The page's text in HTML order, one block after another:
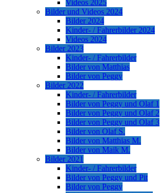
Videos 2025
Bilder und Videos 2024
Bilder 2024
Kinder- / Fahrerbilder 2024
Videos 2024
Bilder 2023
Kinder- / Fahrerbilder
Bilder von Matthias
Bilder von Peggy
Bilder 2022
Kinder- / Fahrerbilder
Bilder von Peggy und Olaf 1
Bilder von Peggy und Olaf 2
Bilder von Peggy und Olaf 3
Bilder von Olaf S.
Bilder von Matthias M.
Bilder von Maik M.
Bilder 2021
Kinder- / Fahrerbilder
Bilder von Peggy und Pit
Bilder von Peggy